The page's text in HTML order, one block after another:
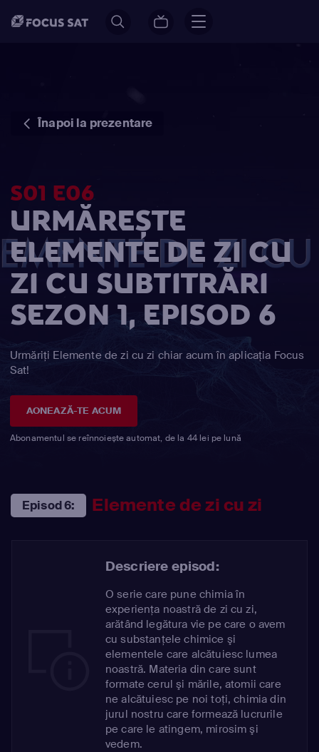
Înapoi la prezentare
S01 E06
URMĂREȘTE
ELEMENTE DE ZI CU
ZI CU SUBTITRĂRI
SEZON 1, EPISOD 6
Urmăriți Elemente de zi cu zi chiar acum în aplicația Focus
Sat!
AONEAZĂ-TE ACUM
Abonamentul se reînnoiește automat, de la 44 lei pe lună
Episod 6: Elemente de zi cu zi
Descriere episod:
O serie care pune chimia în
experienţa noastră de zi cu zi,
arătând legătura vie pe care o avem
cu substanţele chimice şi
elementele care alcătuiesc lumea
noastră. Materia din care sunt
formate cerul şi mările, atomii care
ne alcătuiesc pe noi toţi, chimia din
jurul nostru care formează lucrurile
pe care le atingem, mirosim şi
vedem.